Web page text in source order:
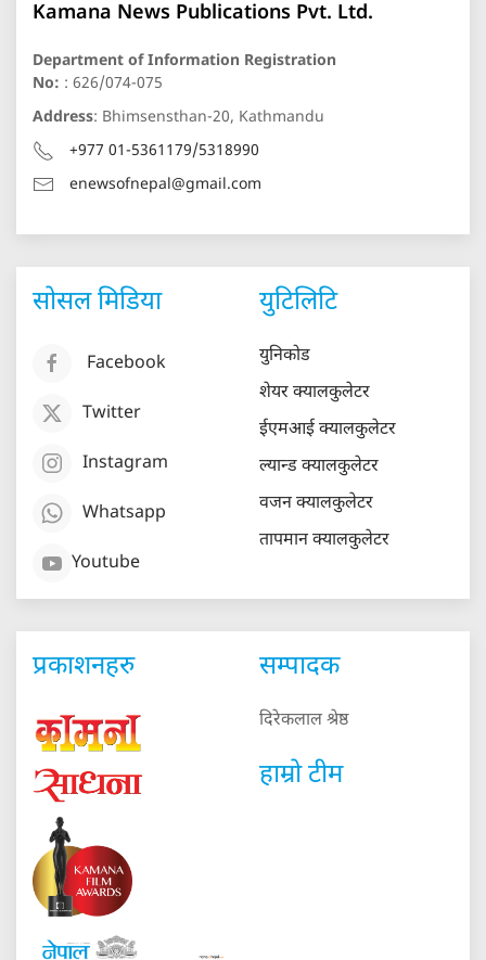
Kamana News Publications Pvt. Ltd.
Department of Information Registration
No: : 626/074-075
Address: Bhimsensthan-20, Kathmandu
+977 01-5361179/5318990
enewsofnepal@gmail.com
सोसल मिडिया
Facebook
Twitter
Instagram
Whatsapp
Youtube
युटिलिटि
युनिकोड
शेयर क्यालकुलेटर
ईएमआई क्यालकुलेटर
ल्यान्ड क्यालकुलेटर
वजन क्यालकुलेटर
तापमान क्यालकुलेटर
प्रकाशनहरु सम्पादक
दिरेकलाल श्रेष्ठ
हाम्रो टीम